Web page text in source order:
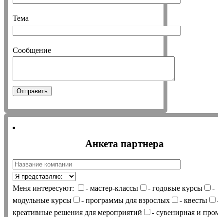
Тема
Сообщение
Анкета партнера
Меня интересуют: - мастер-классы - годовые курсы
-
модульные курсы
- программы для взрослых - квесты
креативные решения для мероприятий
- сувенирная и